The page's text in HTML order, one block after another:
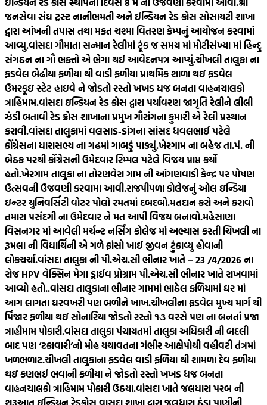
જનસેવા સંઘ ટ્રસ્ટ નાનીભમતી અને ઈન્ડિયન રેડ ક્રોસ સોસાયટી શાખા
દ્વારા આંખની તપાસ તથા મફત ચશ્મા વિતરણ કેમ્પનું આયોજન કરવામાં
આવ્યુ.વાંસદા ગૌમાતા સન્માન રેલીમાં ટૂંક જ સમય માં મોટીસંખ્યા માં હિન્દુ
સંગઠન ના ગૌ ભક્તો એ ભેગા થઈ આવેદનપત્ર આપ્યું.ચીખલી તાલુકા ના
ફડવેલ બેઢીયા ફળીયા થી વાડી ફળીયા પ્રાથમિક શાળા થઇ ફડવેલ
ઉમરકૂઇ સ્ટેટ હાઇવે ને જોડતો રસ્તો ખખડ ધજ બનતા વાહનચાલકો
ત્રાહિમામ.વાંસદા ઇન્ડિયન રેડ ક્રોસ દ્વારા પર્યાવરણ જાગૃતિ રેલીને લીલી
ઝંડી બતાવી રેડ ક્રોસ શાખાના પ્રમુખ ગૌરાંગના કુમારી એ રેલી પ્રસ્થાન
કરાવી.વાંસદા તાલુકામાં વલસાડ-ડાંગના સાંસદ ધવલભાઈ પટેલે
કોંગ્રેસના ધારાસભ્ય ના ગઢમાં ગાબડું પાડ્યું.ખેરગામ ના બહેજ તા.પં. ની
બેઠક પરથી કોંગ્રેસની ઉમેદવાર રિમ્પલ પટેલે વિજય પ્રાપ્ત કર્યો
હતો.ખેરગામ તાલુકા ના તોરણવેરા ગામ ની આંગણવાડી કેન્દ્ર પર પોષણ
ઉત્સવની ઉજવણી કરવામા આવી.રાજપીપળા કોલેજનું ઓલ ઇન્ડિયા
ઇન્ટર યુનિવર્સિટી વોટર પોલો રમતમાં દબદબો.મતદાન કરો અને કરાવો
તમારા પસંદગી ના ઉમેદવાર ને મત આપી વિજય બનાવો.મહેસાણા
વિસનગર માં આવેલી મર્ચન્ટ નર્સિંગ કોલેજ માં અભ્યાસ કરતી ચિખલી ના
રૂમલા ની વિદ્યાર્થિની એ ગળે ફાંસો ખાઈ જીવન ટુંકાવ્યુ હોવાની
લોકચર્ચા.વાંસદા તાલુકા ની પી.એચ.સી ભીનાર ખાતે – 23 /4/2026 ના
રોજ HPV વેક્સિન મેગા ડ્રાઈવ પ્રોગ્રામ પી.એચ.સી ભીનાર ખાતે રાખવામાં
આવ્યો હતો..વાંસદા તાલુકાના ભીનાર ગામમાં ભાઠેલ ફળિયામાં ઘર માં
આગ લાગતા ઘરવખરી પણ બળીને ખાખ.ચીખલીના ફડવેલ મુખ્ય માર્ગ થી
પિંજાર ફળીયા થઇ સોનારિયા જોડતો રસ્તો ૧૩ વરસે પણ ના બનતાં પ્રજા
ત્રાહીમામ પોકારી.વાંસદા તાલુકા પંચાયતમાં તાલુકા અધિકારી ની બદલી
બાદ પણ ‘ટકાવારી’નો મોહ યથાવતના ગંભીર આક્ષેપોથી વહીવટી તંત્રમાં
ખળભળાટ.ચીખલી તાલુકાના ફડવેલ વાડી ફળિયા થી શામળા દેવ ફળીયા
થઇ કણભઈ ભવાની ફળીયા ને જોડતો રસ્તો ખખડ ધજ બનતા
વાહનચાલકો ત્રાહિમામ પોકારી ઉઠયા.વાંસદા ખાતે જલધારા પરબ ની